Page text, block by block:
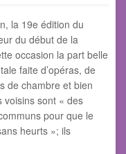
la 19e édition du
du début de la
occasion la part belle
faite d’opéras, de
de chambre et bien
voisins sont « des
pour que le
heurts »; ils